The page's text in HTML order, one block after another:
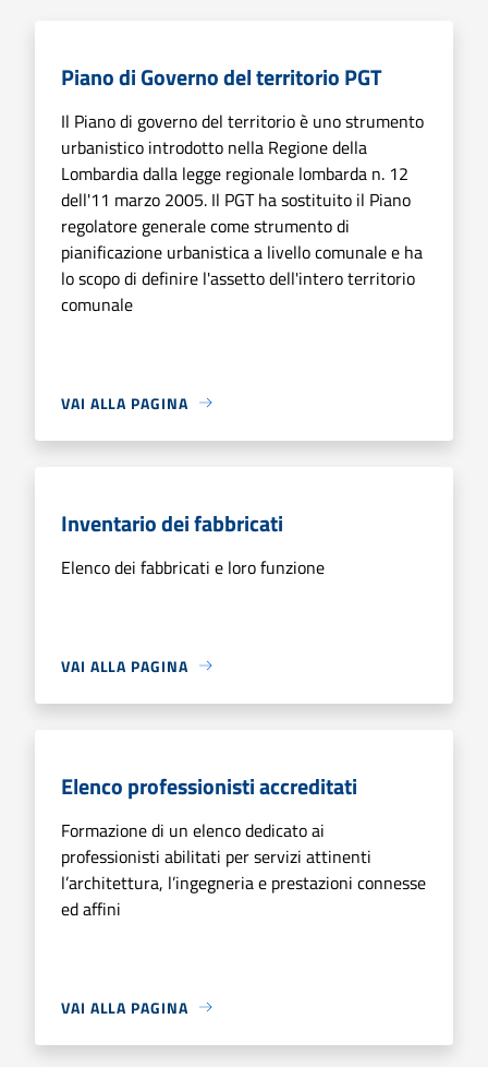
Piano di Governo del territorio PGT
Il Piano di governo del territorio è uno strumento
urbanistico introdotto nella Regione della
Lombardia dalla legge regionale lombarda n. 12
dell'11 marzo 2005. Il PGT ha sostituito il Piano
regolatore generale come strumento di
pianificazione urbanistica a livello comunale e ha
lo scopo di definire l'assetto dell'intero territorio
comunale
VAI ALLA PAGINA
Inventario dei fabbricati
Elenco dei fabbricati e loro funzione
VAI ALLA PAGINA
Elenco professionisti accreditati
Formazione di un elenco dedicato ai
professionisti abilitati per servizi attinenti
l’architettura, l’ingegneria e prestazioni connesse
ed affini
VAI ALLA PAGINA